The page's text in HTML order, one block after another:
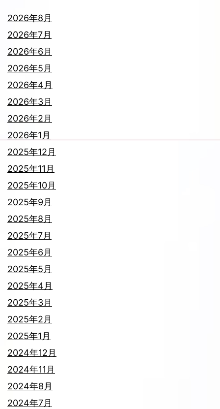
2026年8月
2026年7月
2026年6月
2026年5月
2026年4月
2026年3月
2026年2月
2026年1月
2025年12月
2025年11月
2025年10月
2025年9月
2025年8月
2025年7月
2025年6月
2025年5月
2025年4月
2025年3月
2025年2月
2025年1月
2024年12月
2024年11月
2024年8月
2024年7月